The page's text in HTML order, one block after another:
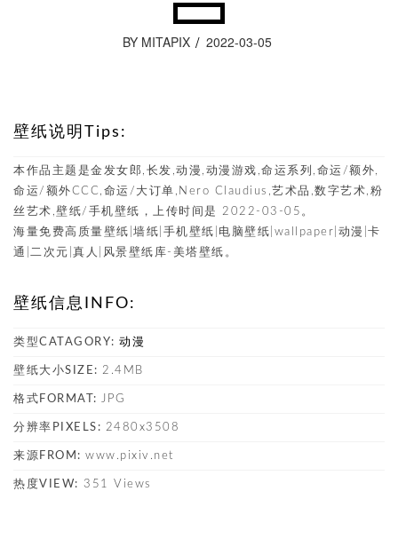
BY MITAPIX 2022-03-05
壁纸说明Tips:
本作品主题是金发女郎,长发,动漫,动漫游戏,命运系列,命运/额外,
命运/额外CCC,命运/大订单,Nero Claudius,艺术品,数字艺术,粉
丝艺术,壁纸/手机壁纸，上传时间是 2022-03-05。
海量免费高质量壁纸|墙纸|手机壁纸|电脑壁纸|wallpaper|动漫|卡
通|二次元|真人|风景壁纸库-美塔壁纸。
壁纸信息INFO:
类型CATAGORY: 动漫
壁纸大小SIZE: 2.4MB
格式FORMAT: JPG
分辨率PIXELS: 2480x3508
来源FROM: www.pixiv.net
热度VIEW: 351 Views